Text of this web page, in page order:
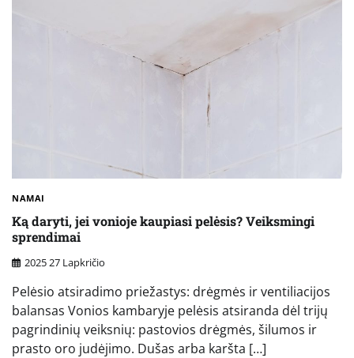
NAMAI
Ką daryti, jei vonioje kaupiasi pelėsis? Veiksmingi
sprendimai
2025 27 Lapkričio
Pelėsio atsiradimo priežastys: drėgmės ir ventiliacijos
balansas Vonios kambaryje pelėsis atsiranda dėl trijų
pagrindinių veiksnių: pastovios drėgmės, šilumos ir
prasto oro judėjimo. Dušas arba karšta […]